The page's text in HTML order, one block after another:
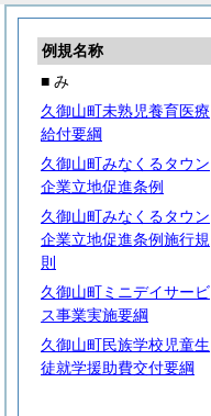
例規名称
■ み
久御山町未熟児養育医療
給付要綱
久御山町みなくるタウン
企業立地促進条例
久御山町みなくるタウン
企業立地促進条例施行規
則
久御山町ミニデイサービ
ス事業実施要綱
久御山町民族学校児童生
徒就学援助費交付要綱